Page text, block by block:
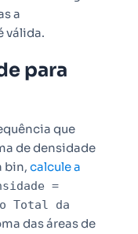
a
válida.
para
que
de densidade
bin, calcule a
=
Total da
das áreas de